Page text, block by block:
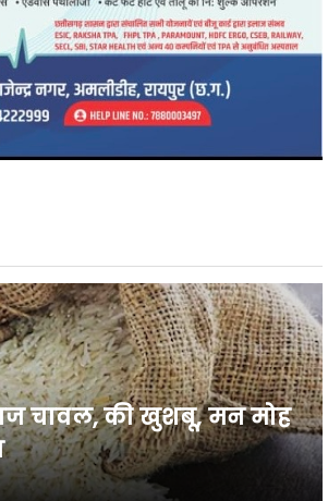
चावल, की खुशबू, मन मोह
राज्य स्तरीय शालेय क्रीड़ा प्रतियोगिता
27 में प्...